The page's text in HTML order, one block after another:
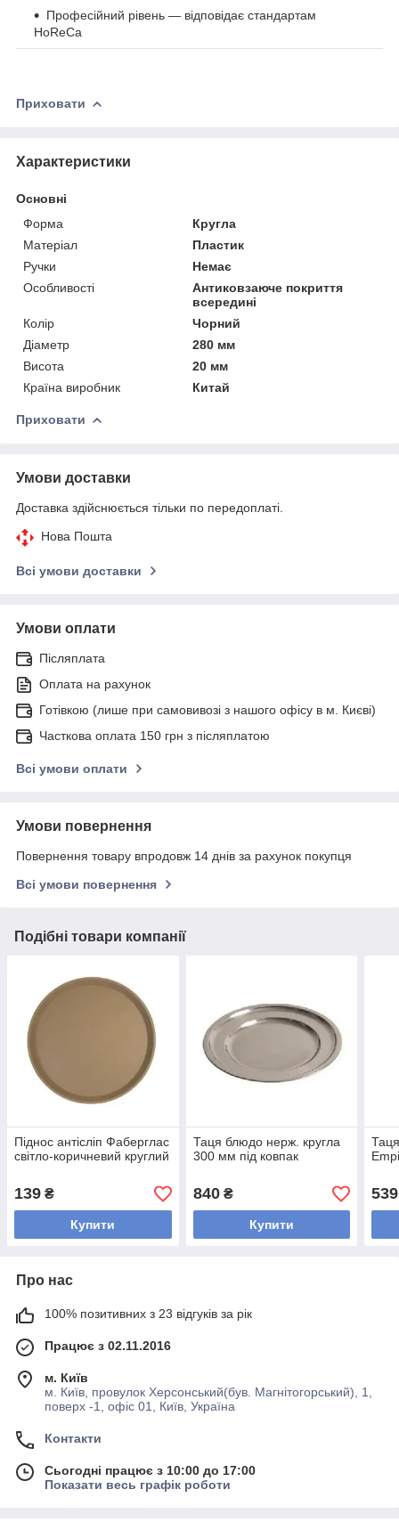
Професійний рівень — відповідає стандартам
HoReCa
Приховати
Характеристики
Основні
Форма
Кругла
Матеріал
Пластик
Ручки
Немає
Особливості
Антиковзаюче покриття
всередині
Колір
Чорний
Діаметр
280 мм
Висота
20 мм
Країна виробник
Китай
Приховати
Умови доставки
Доставка здійснюється тільки по передоплаті.
Нова Пошта
Всі умови доставки
Умови оплати
Післяплата
Оплата на рахунок
Готівкою (лише при самовивозі з нашого офісу в м. Києві)
Часткова оплата 150 грн з післяплатою
Всі умови оплати
Умови повернення
Повернення товару впродовж 14 днів за рахунок покупця
Всі умови повернення
Подібні товари компанії
Піднос антісліп Фаберглас
світло-коричневий круглий
139 ₴
Купити
Таця блюдо нерж. кругла
300 мм під ковпак
840₴
Купити
539
Про нас
100% позитивних з 23 відгуків за рік
Працює з 02.11.2016
м. Київ
м. Київ, провулок Херсонський(був. Магнітогорський), 1,
поверх -1, офіс 01, Київ, Україна
Контакти
Сьогодні працює з 10:00 до 17:00
Показати весь графік роботи